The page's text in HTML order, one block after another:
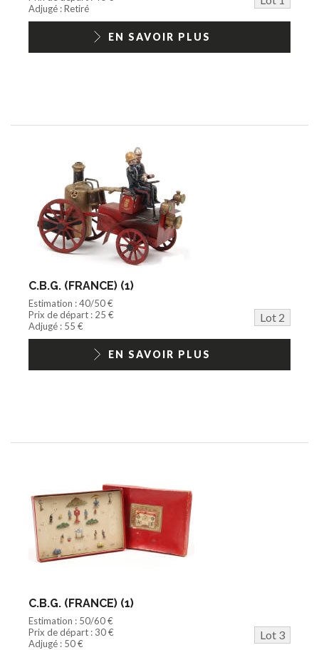
Jouets Fast Food
Trading cards
1/18ème moderne
Adjugé : Retiré
EN SAVOIR PLUS
C.B.G. (FRANCE) (1)
Estimation : 40/50 €
Prix de départ : 25 €
Lot 2
Adjugé : 55 €
EN SAVOIR PLUS
C.B.G. (FRANCE) (1)
Estimation : 50/60 €
Prix de départ : 30 €
Lot 3
Adjugé : 50 €